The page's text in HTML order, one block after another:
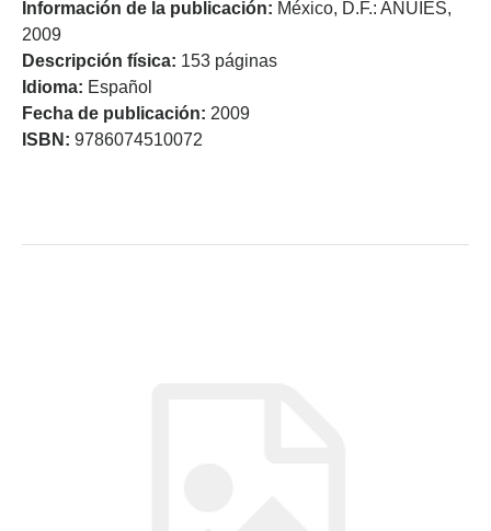
Información de la publicación: México, D.F.: ANUIES,
2009
Descripción física: 153 páginas
Idioma: Español
Fecha de publicación: 2009
ISBN: 9786074510072